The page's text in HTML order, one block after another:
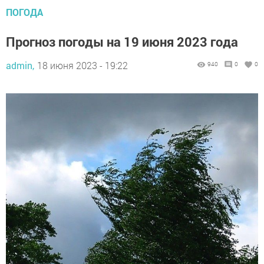
ПОГОДА
Прогноз погоды на 19 июня 2023 года
admin, 18 июня 2023 - 19:22 940 0 0